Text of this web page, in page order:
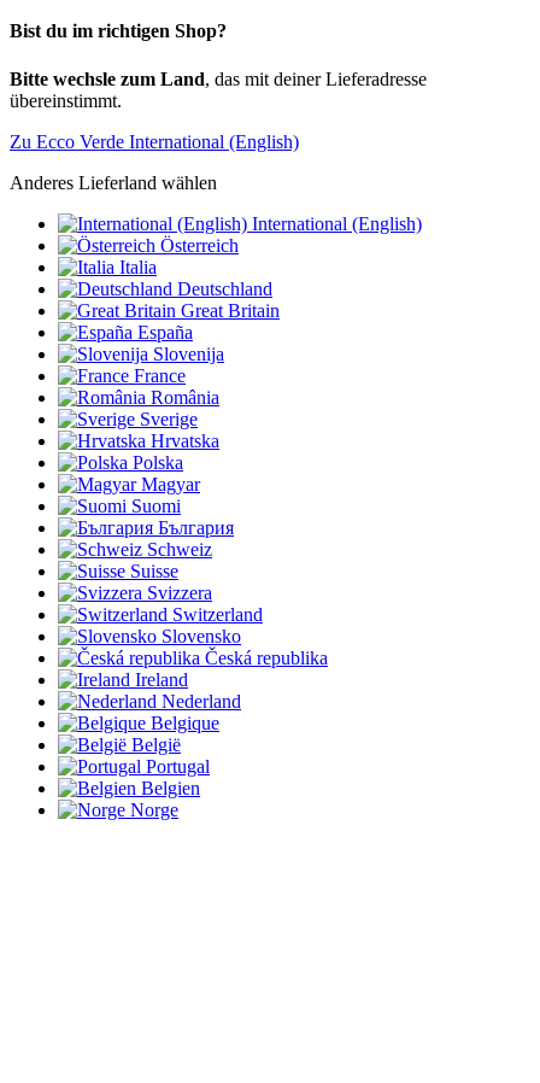
Bist du im richtigen Shop?
Bitte wechsle zum Land, das mit deiner Lieferadresse
übereinstimmt.
Zu Ecco Verde International (English)
Anderes Lieferland wählen
International (English)
Österreich
Italia
Deutschland
Great Britain
España
Slovenija
France
România
Sverige
Hrvatska
Polska
Magyar
Suomi
България
Schweiz
Suisse
Svizzera
Switzerland
Slovensko
Česká republika
Ireland
Nederland
Belgique
België
Portugal
Belgien
Norge